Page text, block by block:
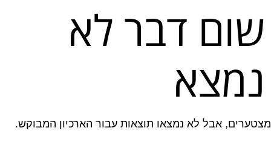
שום דבר לא
נמצא
מצטערים, אבל לא נמצאו תוצאות עבור הארכיון המבוקש.